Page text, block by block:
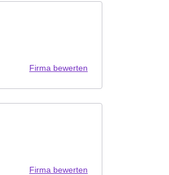
Firma bewerten
Firma bewerten